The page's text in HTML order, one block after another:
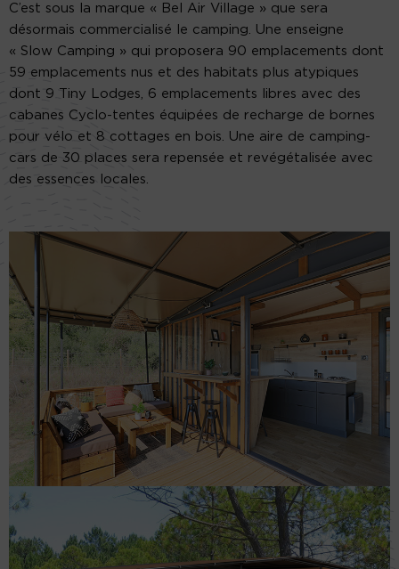
C’est sous la marque « Bel Air Village » que sera
désormais commercialisé le camping. Une enseigne
« Slow Camping » qui proposera 90 emplacements dont
59 emplacements nus et des habitats plus atypiques
dont 9 Tiny Lodges, 6 emplacements libres avec des
cabanes Cyclo-tentes équipées de recharge de bornes
pour vélo et 8 cottages en bois. Une aire de camping-
cars de 30 places sera repensée et revégétalisée avec
des essences locales.